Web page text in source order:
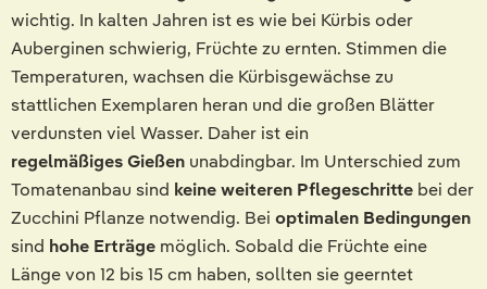
wichtig. In kalten Jahren ist es wie bei Kürbis oder
Auberginen schwierig, Früchte zu ernten. Stimmen die
Temperaturen, wachsen die Kürbisgewächse zu
stattlichen Exemplaren heran und die großen Blätter
verdunsten viel Wasser. Daher ist ein
regelmäßiges Gießen unabdingbar. Im Unterschied zum
Tomatenanbau sind keine weiteren Pflegeschritte bei der
Zucchini Pflanze notwendig. Bei optimalen Bedingungen
sind hohe Erträge möglich. Sobald die Früchte eine
Länge von 12 bis 15 cm haben, sollten sie geerntet